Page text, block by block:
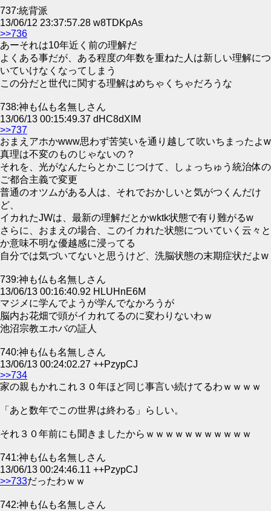
737:統背派
13/06/12 23:37:57.28 w8TDKpAs
>>736
あーそれは10年近く前の理解だ
よくある事だが、ある程度の年数を重ねた人は新しい理解につ
いていけなくなってしまう
この分だと世代に関する理解はめちゃくちゃだろうな
738:神も仏も名無しさん
13/06/13 00:15:49.37 dHC8dXIM
>>737
おまえアホかwww思わず苦笑いを通り越して吹いちまったよw
真理は不変のものじゃないの？
それを、光がなんたらとかこじつけて、しょっちゅう統治体の
ご都合主義で変更
普通のオツムがある人は、それでおかしいと気がつくんだけ
ど、
イカれたJWは、最新の理解だとかwktk状態で有り難がるw
さらに、おまえの場合、このイカれた状態についていく云々と
か意味不明な優越感に浸ってる
自分では気づいてないと思うけど、洗脳状態の末期症状だよw
739:神も仏も名無しさん
13/06/13 00:16:40.92 HLUHnE6M
マジメに学んでようが学んでなかろうが
脳内お花畑で頭がイカれてるのに変わりないわｗ
池沼宗教エホバの証人
740:神も仏も名無しさん
13/06/13 00:24:02.27 ++PzypCJ
>>734
家の親もかれこれ３０年ほど同じ事言い続けてるわｗｗｗｗ
「あと数年でこの世界は終わる」らしい。
それ３０年前にも聞きましたからｗｗｗｗｗｗｗｗｗｗｗ
741:神も仏も名無しさん
13/06/13 00:24:46.11 ++PzypCJ
>>733だったわｗｗ
742:神も仏も名無しさん